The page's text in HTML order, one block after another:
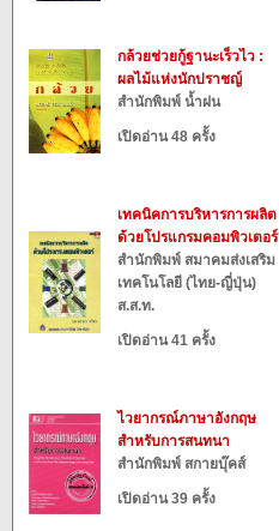
กล้วยช่วยกู้ฐานะเร็วไว :
ผลไม้แห่งนักปราชญ์
สำนักพิมพ์ น้ำฝน
เปิดอ่าน 48 ครั้ง
เทคนิคการบริหารการผลิต
ด้วยโปรแกรมคอมพิวเตอร์
สำนักพิมพ์ สมาคมส่งเสริม
เทคโนโลยี (ไทย-ญี่ปุ่น)
ส.ส.ท.
เปิดอ่าน 41 ครั้ง
ไวยากรณ์ภาษาอังกฤษ
สำหรับการสนทนา
สำนักพิมพ์ สกายบุ๊คส์
เปิดอ่าน 39 ครั้ง